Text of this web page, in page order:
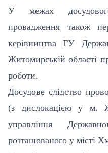
У межах
провадження також
керівництва ГУ
Житомирській області
роботи.
Досудове слідство
(з дислокацією у м.
управління
розташованого у місті